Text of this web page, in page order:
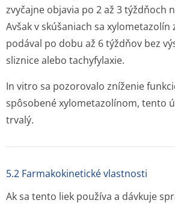
zvyčajne objavia po 2 až 3 týždňoch
Avšak v skúšaniach sa
podával po dobu až 6 týždňov bez
sliznice alebo tachyfylaxie.
In vitro sa pozorovalo zníženie
spôsobené xylometazolínom, tento
trvalý.
5.2 Farmakokinetické vlastnosti
Ak sa tento liek používa a dávkuje